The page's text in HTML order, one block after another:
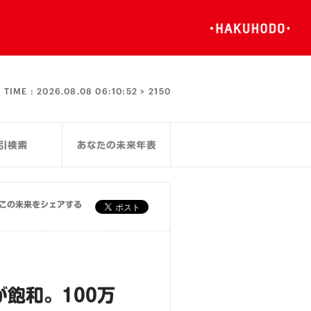
TIME :2026.08.08 06:10:52 > 2150
の未来をシェアする
飽和。100万